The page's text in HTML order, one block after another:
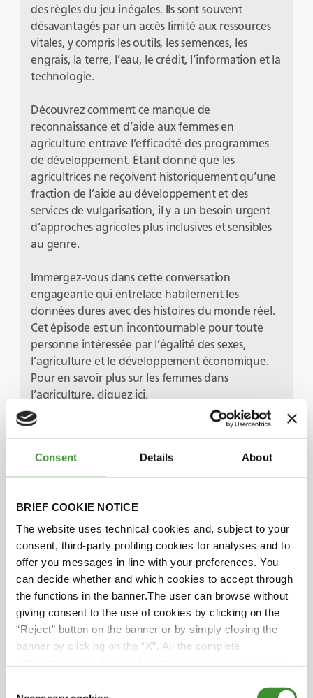
Consent Details About
BRIEF COOKIE NOTICE
The website uses technical cookies and, subject to your
consent, third-party profiling cookies for analyses and to
offer you messages in line with your preferences. You
can decide whether and which cookies to accept through
the functions in the banner.The user can browse without
giving consent to the use of cookies by clicking on the
“Reject” button on the banner or by simply closing the
banner by clicking on the “X”. All the complete
des règles du jeu inégales. Ils sont souvent
désavantagés par un accès limité aux ressources
vitales, y compris les outils, les semences, les
engrais, la terre, l’eau, le crédit, l’information et la
technologie.
Découvrez comment ce manque de
reconnaissance et d’aide aux femmes en
agriculture entrave l’efficacité des programmes
de développement. Étant donné que les
agricultrices ne reçoivent historiquement qu’une
fraction de l’aide au développement et des
services de vulgarisation, il y a un besoin urgent
d’approches agricoles plus inclusives et sensibles
au genre.
Immergez-vous dans cette conversation
engageante qui entrelace habilement les
données dures avec des histoires du monde réel.
Cet épisode est un incontournable pour toute
personne intéressée par l’égalité des sexes,
l’agriculture et le développement économique.
Pour en savoir plus sur les femmes dans
l’agriculture, cliquez ici.
Les protagonistes
Svetla Garbeshkova
Audra Mulkern
Lucia Salmaso